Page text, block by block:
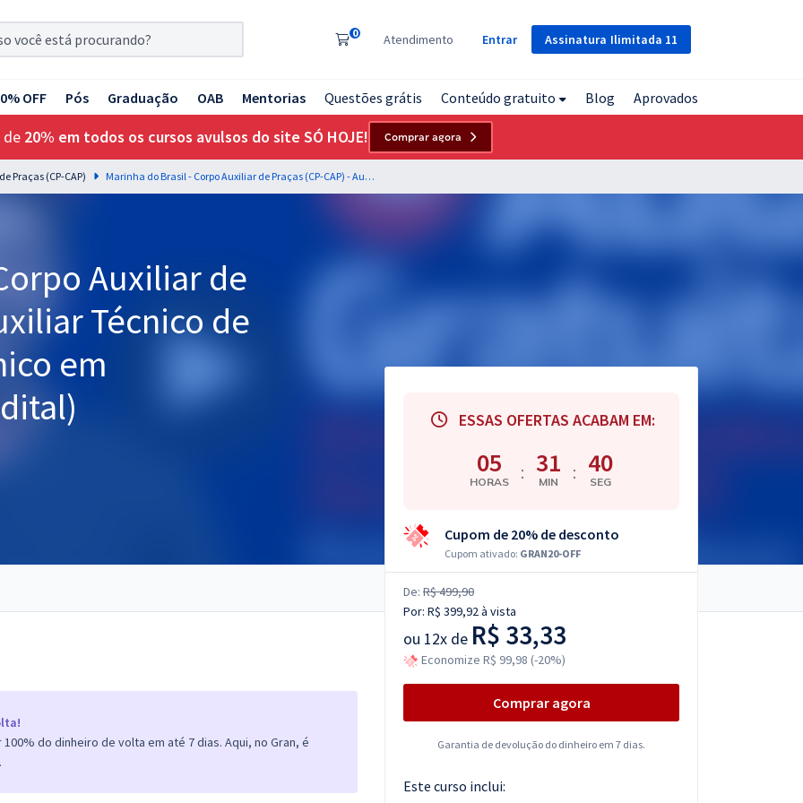
Assinatura Ilimitada 11
0 Atendimento Entrar
OFF Pós Graduação OAB Mentorias Questões grátis Conteúdo gratuito Blog Aprovados
de 20% em todos os cursos avulsos do site SÓ HOJE! Comprar agora
Praças (CP-CAP) Marinha do Brasil - Corpo Auxiliar de Praças (CP-CAP) - Auxiliar Técnico de Praças (QATP) - Técnico em Enfermagem (Pós-Edital)
Auxiliar de
Técnico de
em
do dinheiro de volta em até 7 dias. Aqui, no Gran, é
ESSAS OFERTAS ACABAM EM:
05
HORAS : 31
MIN : 39
SEG
Cupom de 20% de desconto
Cupom ativado: GRAN20-OFF
De: R$ 499,90
Por: R$ 399,92à vista
ou 12x de R$ 33,33
Economize R$ 99,98 (-20%)
Comprar agora
Garantia de devolução do dinheiro em 7 dias.
Este curso inclui: